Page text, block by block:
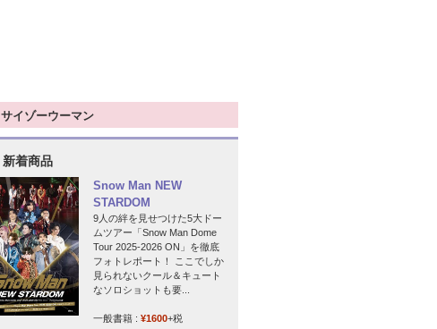
サイゾーウーマン
新着商品
Snow Man NEW
STARDOM
9人の絆を見せつけた5大ドー
ムツアー「Snow Man Dome
Tour 2025-2026 ON」を徹底
フォトレポート！ ここでしか
見られないクール＆キュート
なソロショットも要...
一般書籍 : ¥1600+税